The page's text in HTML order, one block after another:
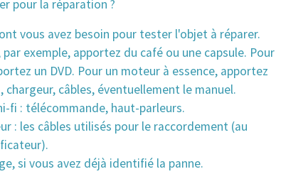
pour la réparation ?
vous avez besoin pour tester l'objet à réparer.
exemple, apportez du café ou une capsule. Pour
un DVD. Pour un moteur à essence, apportez
chargeur, câbles, éventuellement le manuel.
fi : télécommande, haut-parleurs.
: les câbles utilisés pour le raccordement (au
si vous avez déjà identifié la panne.